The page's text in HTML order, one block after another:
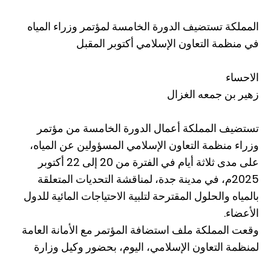
المملكة تستضيف الدورة الخامسة لمؤتمر وزراء المياه
في منظمة التعاون الإسلامي أكتوبر المقبل
الاحساء
زهير بن جمعه الغزال
تستضيف المملكة أعمال الدورة الخامسة من مؤتمر
وزراء منظمة التعاون الإسلامي المسؤولين عن المياه،
على مدى ثلاثة أيام في الفترة من 20 إلى 22 أكتوبر
2025م، في مدينة جدة، لمناقشة التحديات المتعلقة
بالمياه والحلول المقترحة لتلبية الاحتياجات المائية للدول
الأعضاء.
وقعت المملكة ملف استضافة المؤتمر مع الأمانة العامة
لمنظمة التعاون الإسلامي، اليوم، بحضور وكيل وزارة